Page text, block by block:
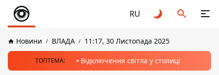
RU
Новини ВЛАДА 11:17, 30 Листопада 2025
ТОПТЕМА: Відключення світла у столиці